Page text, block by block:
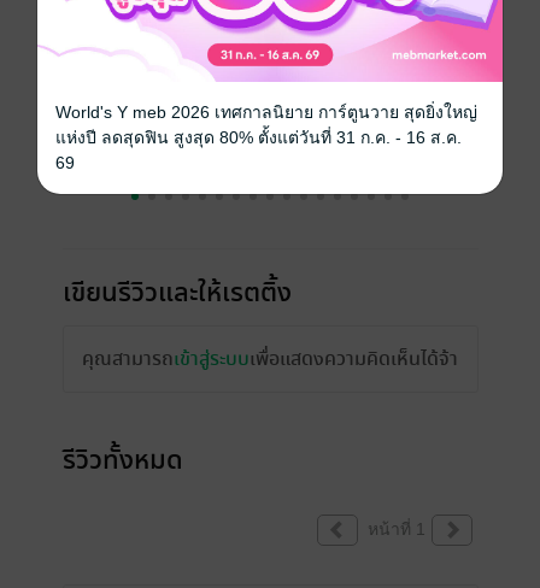
เรื่องที่คุณน่าจะสนใจ
เขียนรีวิวและให้เรตติ้ง
คุณสามารถเข้าสู่ระบบเพื่อแสดงความคิดเห็นได้จ้า
รีวิวทั้งหมด
หน้าที่ 1
World's Y meb 2026 เทศกาลนิยาย การ์ตูนวาย สุดยิ่งใหญ่
แห่งปี ลดสุดฟิน สูงสุด 80% ตั้งแต่วันที่ 31 ก.ค. - 16 ส.ค.
69